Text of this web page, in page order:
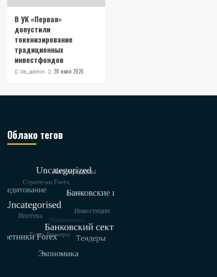
В УК «Первая»
допустили
токенизирование
традиционных
инвестфондов
lib_admin 28 июля 2026
Облако тегов